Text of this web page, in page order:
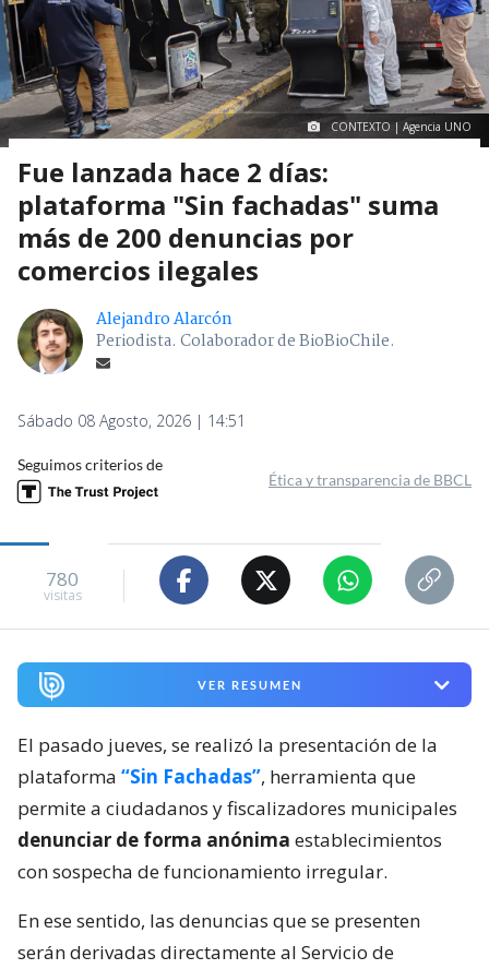
CONTEXTO | Agencia UNO
Fue lanzada hace 2 días:
plataforma "Sin fachadas" suma
más de 200 denuncias por
comercios ilegales
Alejandro Alarcón
Periodista. Colaborador de BioBioChile.
Sábado 08 Agosto, 2026 | 14:51
Seguimos criterios de
Ética y transparencia de BBCL
780
visitas
VER RESUMEN
El pasado jueves, se realizó la presentación de la
plataforma “Sin Fachadas”, herramienta que
permite a ciudadanos y fiscalizadores municipales
denunciar de forma anónima establecimientos
con sospecha de funcionamiento irregular.
En ese sentido, las denuncias que se presenten
serán derivadas directamente al Servicio de